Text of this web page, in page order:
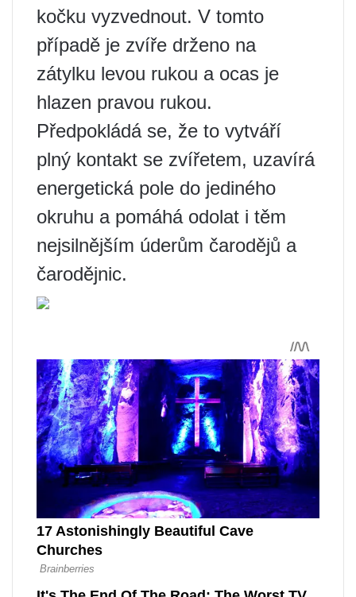
kočku vyzvednout. V tomto
případě je zvíře drženo na
zátylku levou rukou a ocas je
hlazen pravou rukou.
Předpokládá se, že to vytváří
plný kontakt se zvířetem, uzavírá
energetická pole do jediného
okruhu a pomáhá odolat i těm
nejsilnějším úderům čarodějů a
čarodějnic.